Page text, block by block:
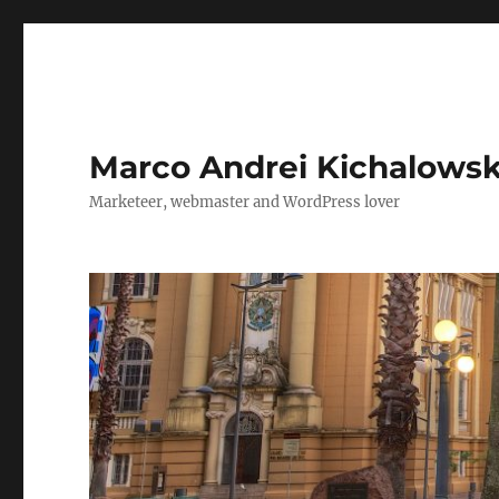
Marco Andrei
Marketeer, webmaster and WordPress lover